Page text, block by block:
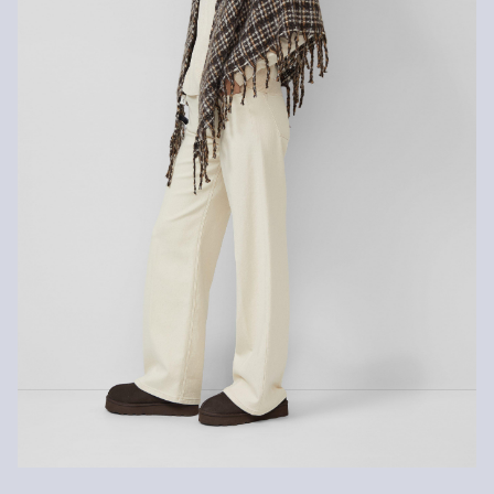
Versandkosten für die Rücklieferung werden vom
Rückerstattungsbetrag abgezogen.
Gastkunden können ihre Artikel innerhalb von 14 Tagen nach
Erhalt der Ware an uns zurückschicken. Fashion Card und VIP
Kunden haben nach Erhalt der Ware 30 Tage Zeit, um ihre Artikel
an uns zurückzusenden.
Weitere Informationen sind unserer „
online anmelden.